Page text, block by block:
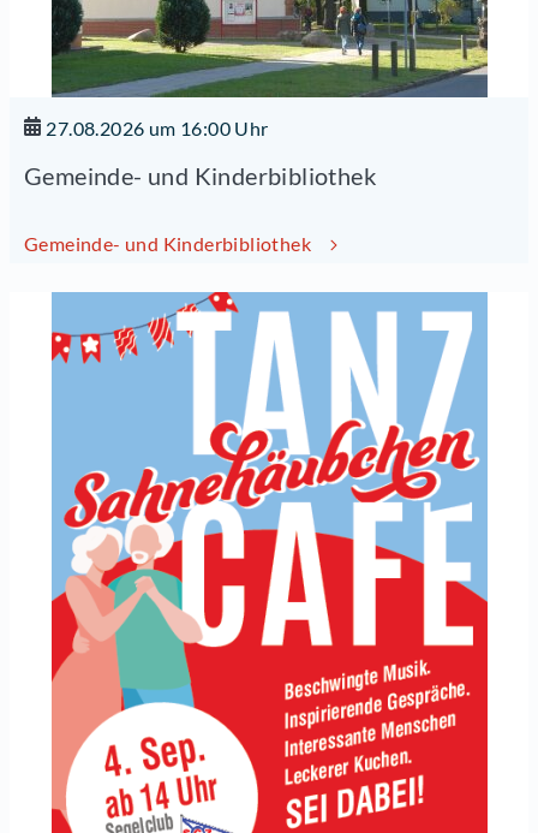
27.08.2026 um 16:00 Uhr
Gemeinde- und Kinderbibliothek
Gemeinde- und Kinderbibliothek